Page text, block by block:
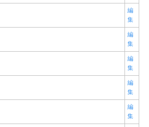
編
集
編
集
編
集
編
集
編
集